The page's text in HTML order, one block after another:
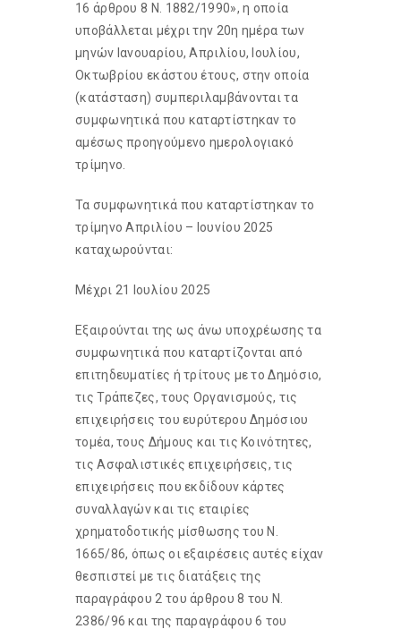
16 άρθρου 8 Ν. 1882/1990», η οποία
υποβάλλεται μέχρι την 20η ημέρα των
μηνών Ιανουαρίου, Απριλίου, Ιουλίου,
Οκτωβρίου εκάστου έτους, στην οποία
(κατάσταση) συμπεριλαμβάνονται τα
συμφωνητικά που καταρτίστηκαν το
αμέσως προηγούμενο ημερολογιακό
τρίμηνο.
Τα συμφωνητικά που καταρτίστηκαν το
τρίμηνο Απριλίου – Ιουνίου 2025
καταχωρούνται:
Μέχρι 21 Ιουλίου 2025
Εξαιρούνται της ως άνω υποχρέωσης τα
συμφωνητικά που καταρτίζονται από
επιτηδευματίες ή τρίτους με το Δημόσιο,
τις Τράπεζες, τους Οργανισμούς, τις
επιχειρήσεις του ευρύτερου Δημόσιου
τομέα, τους Δήμους και τις Κοινότητες,
τις Ασφαλιστικές επιχειρήσεις, τις
επιχειρήσεις που εκδίδουν κάρτες
συναλλαγών και τις εταιρίες
χρηματοδοτικής μίσθωσης του Ν.
1665/86, όπως οι εξαιρέσεις αυτές είχαν
θεσπιστεί με τις διατάξεις της
παραγράφου 2 του άρθρου 8 του Ν.
2386/96 και της παραγράφου 6 του